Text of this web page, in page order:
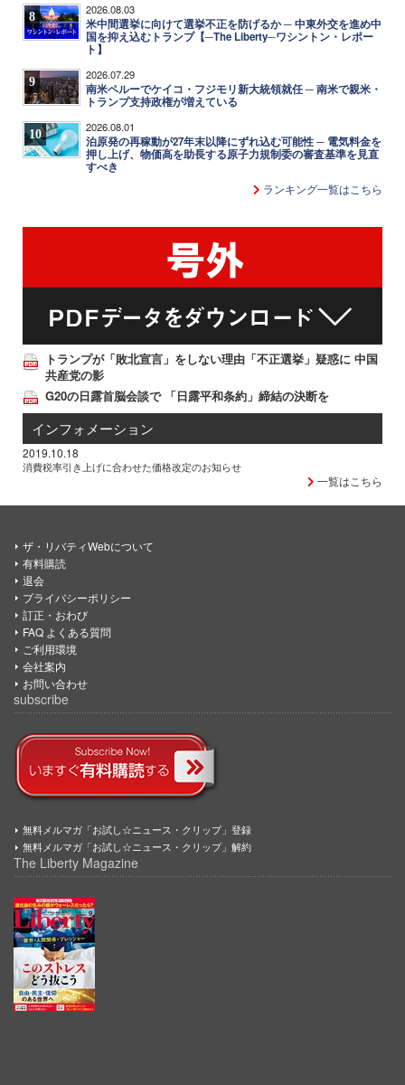
8 2026.08.03
米中間選挙に向けて選挙不正を防げるか ─ 中東外交を進め中
国を抑え込むトランプ【─The Liberty─ワシントン・レポー
ト】
9 2026.07.29
南米ペルーでケイコ・フジモリ新大統領就任 ─ 南米で親米・
トランプ支持政権が増えている
10 2026.08.01
泊原発の再稼動が27年末以降にずれ込む可能性 ─ 電気料金を
押し上げ、物価高を助長する原子力規制委の審査基準を見直
すべき
ランキング一覧はこちら
トランプが「敗北宣言」をしない理由「不正選挙」疑惑に 中国
共産党の影
G20の日露首脳会談で 「日露平和条約」締結の決断を
インフォメーション
2019.10.18
消費税率引き上げに合わせた価格改定のお知らせ
一覧はこちら
ザ・リバティWebについて
有料購読
退会
プライバシーポリシー
訂正・おわび
FAQ よくある質問
ご利用環境
会社案内
お問い合わせ
subscribe
無料メルマガ「お試し☆ニュース・クリップ」登録
無料メルマガ「お試し☆ニュース・クリップ」解約
The Liberty Magazine